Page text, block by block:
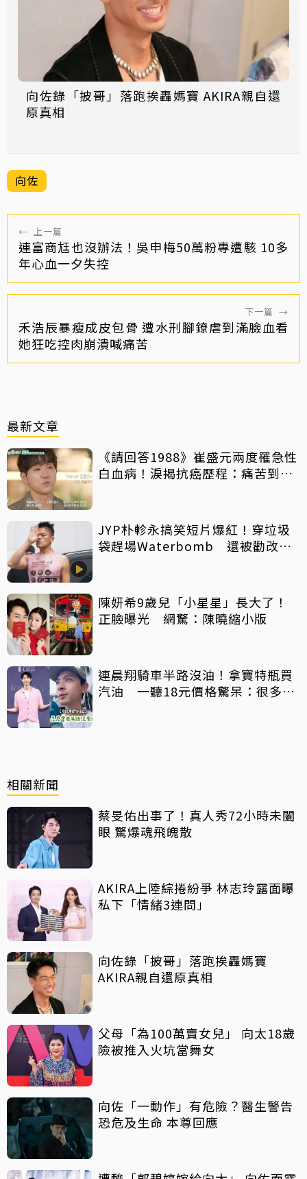
向佐錄「披哥」落跑挨轟媽寶 AKIRA親自還
原真相
向佐
← 上一篇
連富商尪也沒辦法！吳申梅50萬粉專遭駭 10多
年心血一夕失控
下一篇 →
禾浩辰暴瘦成皮包骨 遭水刑腳鐐虐到滿臉血看
她狂吃控肉崩潰喊痛苦
最新文章
《請回答1988》崔盛元兩度罹急性
白血病！淚揭抗癌歷程：痛苦到不
JYP朴軫永搞笑短片爆紅！穿垃圾
袋趕場Waterbomb 還被勸改名
陳妍希9歲兒「小星星」長大了！
正臉曝光 網驚：陳曉縮小版
連晨翔騎車半路沒油！拿寶特瓶買
汽油 一聽18元價格驚呆：很多水
相關新聞
蔡旻佑出事了！真人秀72小時未闔
眼 驚爆魂飛魄散
AKIRA上陸綜捲紛爭 林志玲露面曝
私下「情緒3連問」
向佐錄「披哥」落跑挨轟媽寶
AKIRA親自還原真相
父母「為100萬賣女兒」 向太18歲
險被推入火坑當舞女
向佐「一動作」有危險？醫生警告
恐危及生命 本尊回應